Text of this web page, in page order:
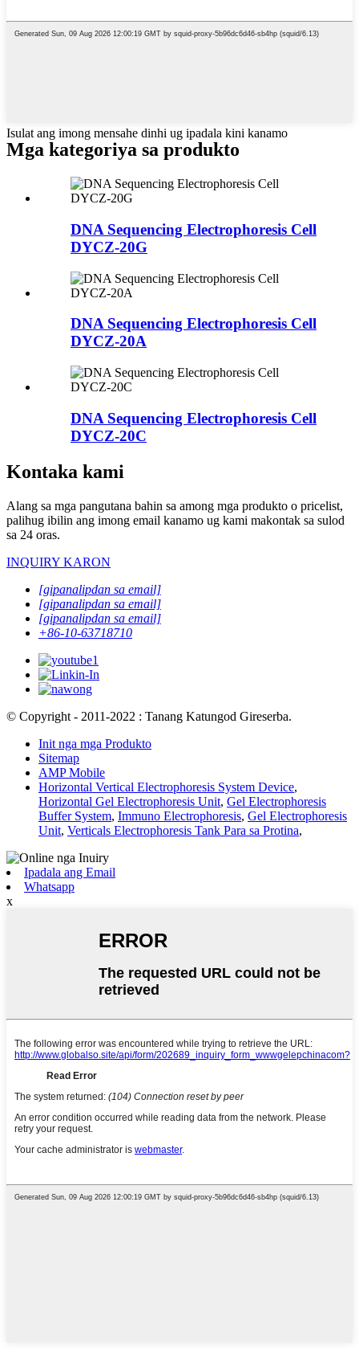
Isulat ang imong mensahe dinhi ug ipadala kini kanamo
Mga kategoriya sa produkto
DNA Sequencing Electrophoresis Cell
DYCZ-20G
DNA Sequencing Electrophoresis Cell
DYCZ-20A
DNA Sequencing Electrophoresis Cell
DYCZ-20C
Kontaka kami
Alang sa mga pangutana bahin sa among mga produkto o pricelist,
palihug ibilin ang imong email kanamo ug kami makontak sa sulod
sa 24 oras.
INQUIRY KARON
[gipanalipdan sa email]
[gipanalipdan sa email]
[gipanalipdan sa email]
+86-10-63718710
© Copyright - 2011-2022 : Tanang Katungod Gireserba.
Init nga mga Produkto
Sitemap
AMP Mobile
Horizontal Vertical Electrophoresis System Device,
Horizontal Gel Electrophoresis Unit, Gel Electrophoresis
Buffer System, Immuno Electrophoresis, Gel Electrophoresis
Unit, Verticals Electrophoresis Tank Para sa Protina,
Ipadala ang Email
Whatsapp
x